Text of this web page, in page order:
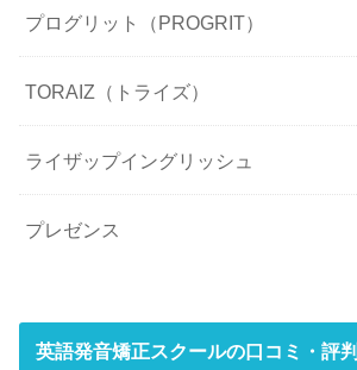
プログリット（PROGRIT）
TORAIZ（トライズ）
ライザップイングリッシュ
プレゼンス
英語発音矯正スクールの口コミ・評判